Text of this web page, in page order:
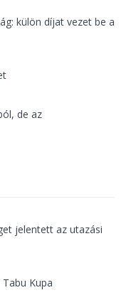
külön díjat vezet be a
de az
jelentett az utazási
Kupa